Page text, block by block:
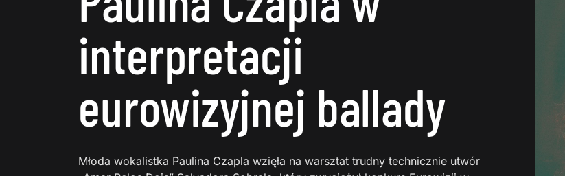
interpretacji
eurowizyjnej ballady
Młoda wokalistka Paulina Czapla wzięła na warsztat trudny technicznie utwór